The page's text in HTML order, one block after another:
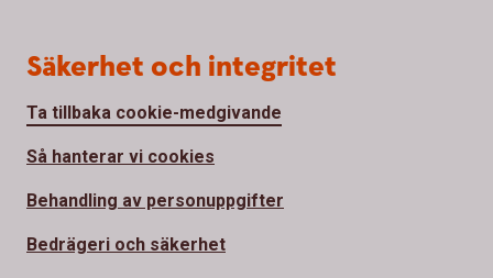
Säkerhet och integritet
Ta tillbaka cookie-medgivande
Så hanterar vi cookies
Behandling av personuppgifter
Bedrägeri och säkerhet